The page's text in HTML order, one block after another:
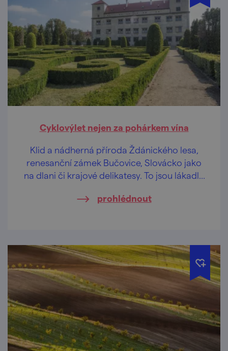
Cyklovýlet nejen za pohárkem vína
Klid a nádherná příroda Ždánického lesa,
renesanční zámek Bučovice, Slovácko jako
na dlani či krajové delikatesy. To jsou lákadla
nepotkáte!
prohlédnout